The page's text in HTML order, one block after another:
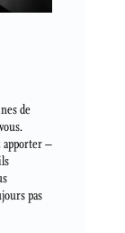
de
apporter –
pas